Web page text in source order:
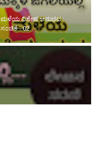
ಸ್ಫೂರ್ತಿಯ ಮಾತುಗಳು : ಸಂಚಿಕೆ -
226